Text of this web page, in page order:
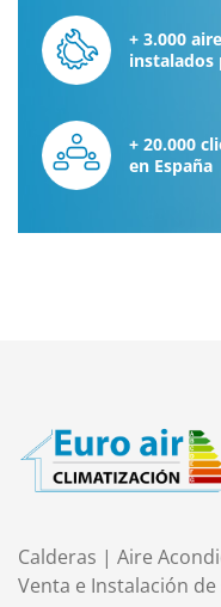
+ 3.000
instalados
+ 20.000
en España
Calderas | Aire
Venta e Instalación